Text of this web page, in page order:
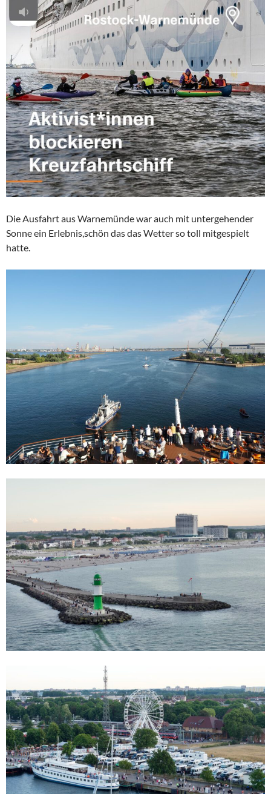
Die Ausfahrt aus Warnemünde war auch mit untergehender
Sonne ein Erlebnis,schön das das Wetter so toll mitgespielt
hatte.